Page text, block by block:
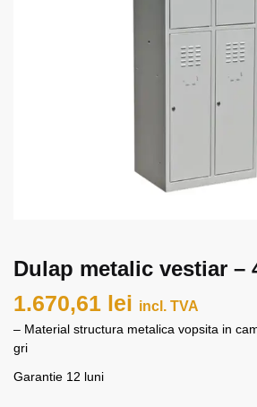
Dulap metalic vestiar –
1.670,61 lei incl. TVA
– Material structura metalica vopsita in
gri
Garantie 12 luni